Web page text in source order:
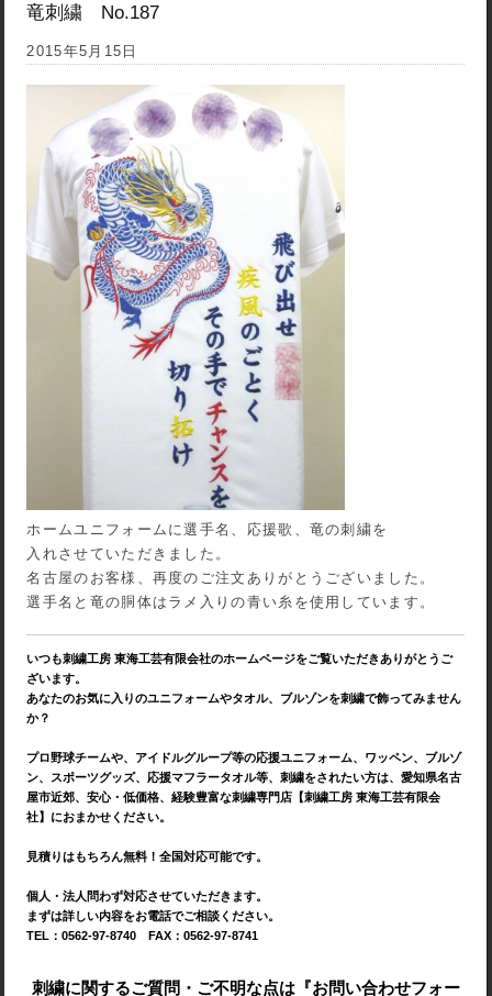
竜刺繍 No.187
2015年5月15日
ホームユニフォームに選手名、応援歌、竜の刺繍を
入れさせていただきました。
名古屋のお客様、再度のご注文ありがとうございました。
選手名と竜の胴体はラメ入りの青い糸を使用しています。
いつも刺繍工房 東海工芸有限会社のホームページをご覧いただきありがとうご
ざいます。
あなたのお気に入りのユニフォームやタオル、ブルゾンを刺繍で飾ってみません
か？
プロ野球チームや、アイドルグループ等の応援ユニフォーム、ワッペン、ブルゾ
ン、スポーツグッズ、応援マフラータオル等、刺繍をされたい方は、愛知県名古
屋市近郊、安心・低価格、経験豊富な刺繍専門店【刺繍工房 東海工芸有限会
社】におまかせください。
見積りはもちろん無料！全国対応可能です。
個人・法人問わず対応させていただきます。
まずは詳しい内容をお電話でご相談ください。
TEL：0562-97-8740 FAX：0562-97-8741
刺繍に関するご質問・ご不明な点は『お問い合わせフォー